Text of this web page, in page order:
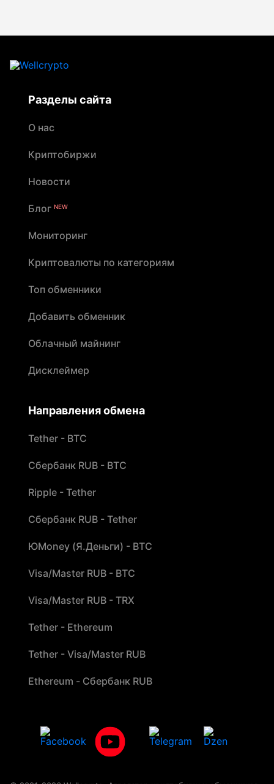
Разделы сайта
О нас
Криптобиржи
Новости
Блог NEW
Мониторинг
Криптовалюты по категориям
Топ обменники
Добавить обменник
Облачный майнинг
Дисклеймер
Направления обмена
Tether - BTC
Сбербанк RUB - BTC
Ripple - Tether
Сбербанк RUB - Tether
ЮMoney (Я.Деньги) - BTC
Visa/Master RUB - BTC
Visa/Master RUB - TRX
Tether - Ethereum
Tether - Visa/Master RUB
Ethereum - Сбербанк RUB